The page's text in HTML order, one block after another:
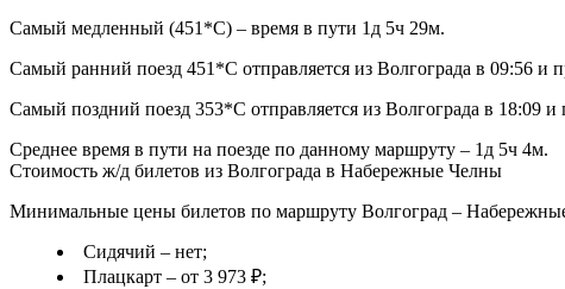
Самый медленный (451*С) – время в пути 1д 5ч 29м.
Самый ранний поезд 451*С отправляется из Волгограда в 09:56
Самый поздний поезд 353*С отправляется из Волгограда в 18:09
Среднее время в пути на поезде по данному маршруту – 1д 5ч 4м.
Стоимость ж/д билетов из Волгограда в Набережные Челны
Минимальные цены билетов по маршруту Волгоград –
Сидячий – нет;
Плацкарт – от 3 973 ₽;